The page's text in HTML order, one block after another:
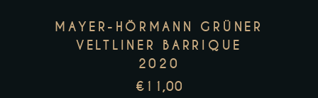
MAYER-HÖRMANN GRÜNER
VELTLINER BARRIQUE
2020
€ 11,00